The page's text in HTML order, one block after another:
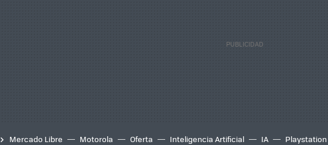
Mercado Libre Motorola Oferta Inteligencia Artificial IA Playstation